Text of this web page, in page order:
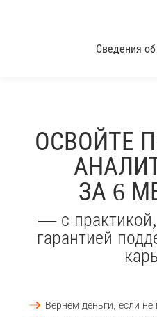
Сведения об
ОСВОЙТЕ
ЗА 6
— с
гарантией
Вернём деньги, если не